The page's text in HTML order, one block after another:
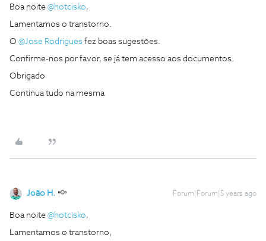
Boa noite @hotcisko,
Lamentamos o transtorno.
O @Jose Rodrigues fez boas sugestões.
Confirme-nos por favor, se já tem acesso aos documentos.
Obrigado
Continua tudo na mesma
João H. Forum|Forum|5 years ago
Boa noite @hotcisko,
Lamentamos o transtorno,